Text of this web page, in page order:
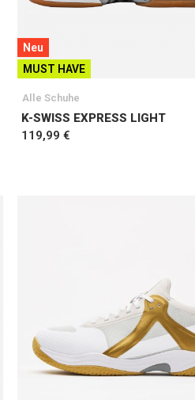
Neu
MUST HAVE
Alle Schuhe
K-SWISS EXPRESS LIGHT
119,99 €